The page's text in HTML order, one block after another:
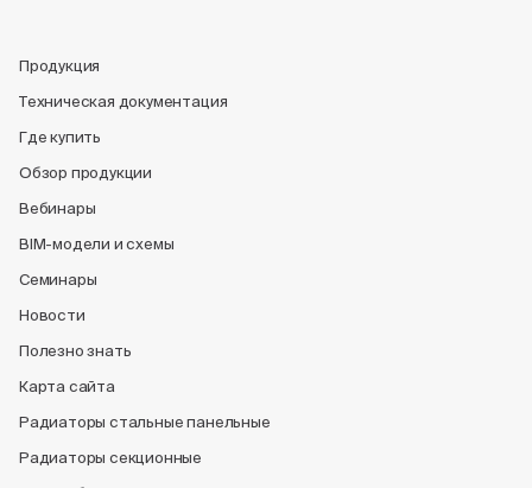
Продукция
Техническая документация
Где купить
Обзор продукции
Вебинары
BIM-модели и схемы
Семинары
Новости
Полезно знать
Карта сайта
Радиаторы стальные панельные
Радиаторы секционные